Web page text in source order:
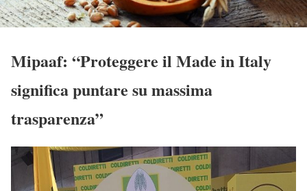
Mipaaf: “Proteggere il Made in Italy
significa puntare su massima
trasparenza”